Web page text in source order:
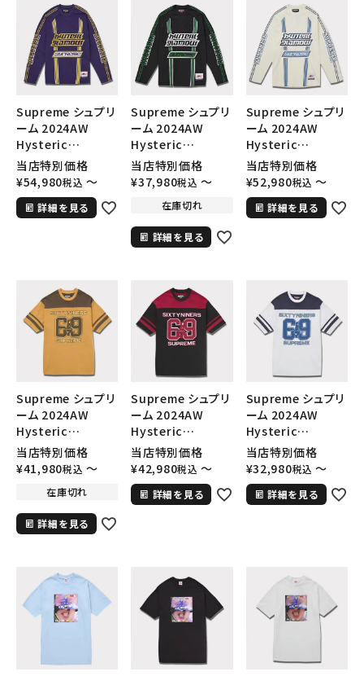
Supreme シュプリ
ーム 2024AW
Hysteric
Glamour Mesh
L/S Top ヒステリッ
クグラマーメッシュ
ロングスリーブトッ
当店特別価格
¥54,980税込 〜
詳細を見る
Supreme シュプリ
ーム 2024AW
Hysteric
Glamour Mesh
L/S Top ヒステリッ
クグラマーメッシュ
ロングスリーブトッ
プ ブラック 黒
当店特別価格
¥37,980税込 〜
在庫切れ
詳細を見る
Supreme シュプリ
ーム 2024AW
Hysteric
Glamour Mesh
L/S Top ヒステリッ
クグラマーメッシュ
ロングスリーブトッ
当店特別価格
¥52,980税込 〜
詳細を見る
Supreme シュプリ
ーム 2024AW
Hysteric
Glamour 69
Football Top
Tee ヒステリックグ
ラマー69フットボー
ルトップTシャツ マ
スタード
当店特別価格
¥41,980税込 〜
在庫切れ
詳細を見る
Supreme シュプリ
ーム 2024AW
Hysteric
Glamour 69
Football Top
Tee ヒステリックグ
ラマー69フットボー
当店特別価格
¥42,980税込 〜
詳細を見る
Supreme シュプリ
ーム 2024AW
Hysteric
Glamour 69
Football Top
Tee ヒステリックグ
ラマー69フットボー
当店特別価格
¥32,980税込 〜
詳細を見る